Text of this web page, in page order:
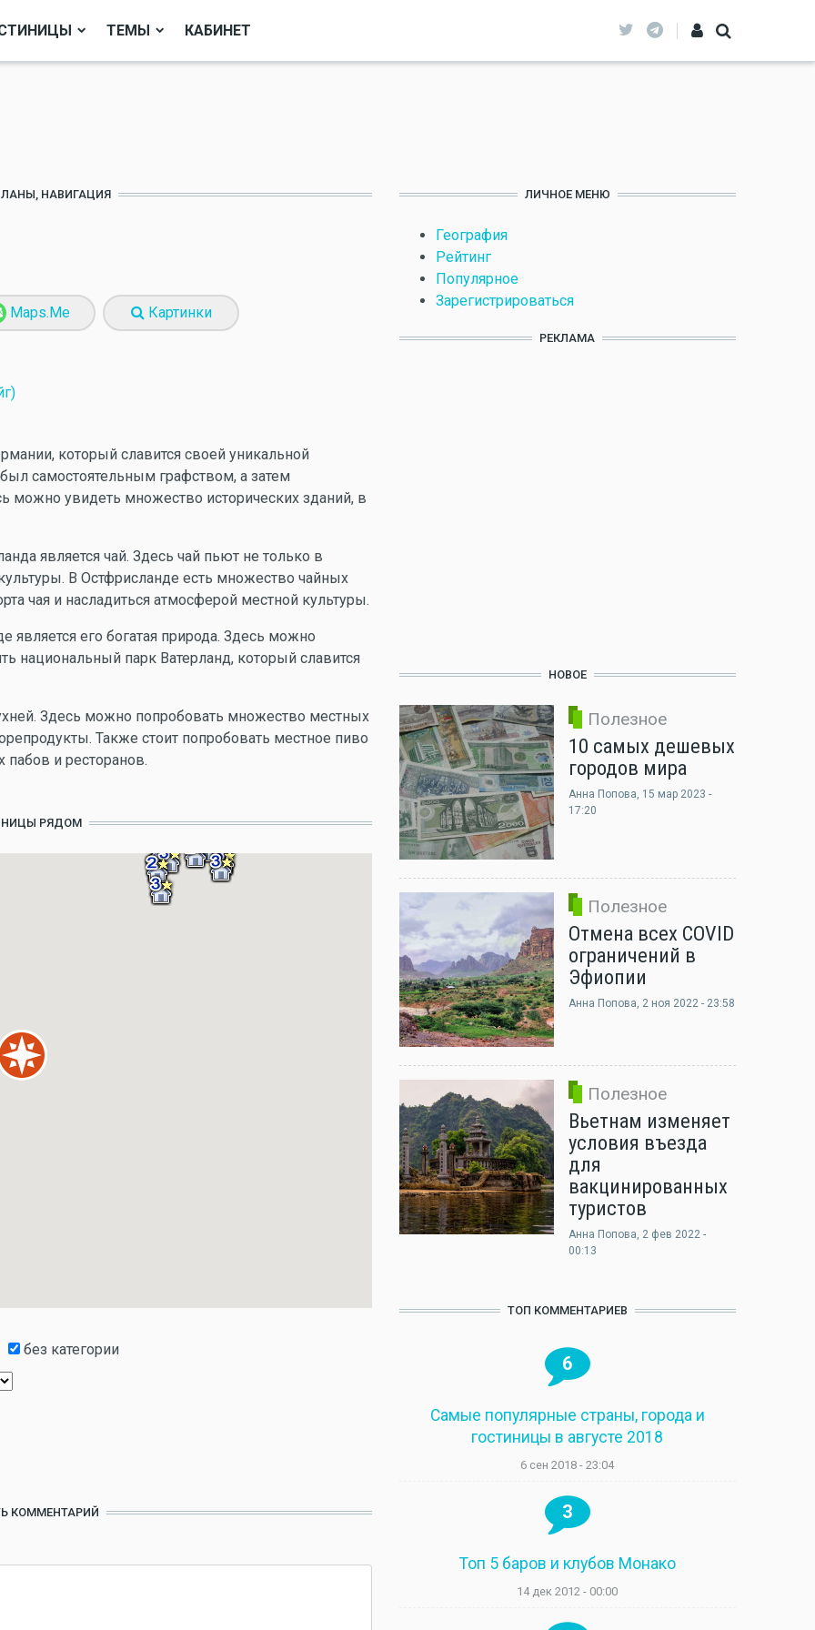
ТЕМЫ КАБИНЕТ
НАВИГАЦИЯ
Maps.Me Картинки
который славится своей уникальной
самостоятельным графством, а затем
можно увидеть множество исторических зданий, в
является чай. Здесь чай пьют не только в
В Остфрисланде есть множество чайных
чая и насладиться атмосферой местной культуры.
его богатая природа. Здесь можно
национальный парк Ватерланд, который славится
Здесь можно попробовать множество местных
Также стоит попробовать местное пиво
пабов и ресторанов.
РЯДОМ
без категории
КОММЕНТАРИЙ
ЛИЧНОЕ МЕНЮ
География
Рейтинг
Популярное
Зарегистрироваться
РЕКЛАМА
НОВОЕ
Полезное
10 самых дешевых
городов мира
Анна Попова, 15 мар 2023 -
17:20
Полезное
Отмена всех COVID
ограничений в
Эфиопии
Анна Попова, 2 ноя 2022 - 23:58
Полезное
Вьетнам изменяет
условия въезда
для
вакцинированных
туристов
Анна Попова, 2 фев 2022 -
00:13
ТОП КОММЕНТАРИЕВ
6
Самые популярные страны, города и
гостиницы в августе 2018
6 сен 2018 - 23:04
3
Топ 5 баров и клубов Монако
14 дек 2012 - 00:00